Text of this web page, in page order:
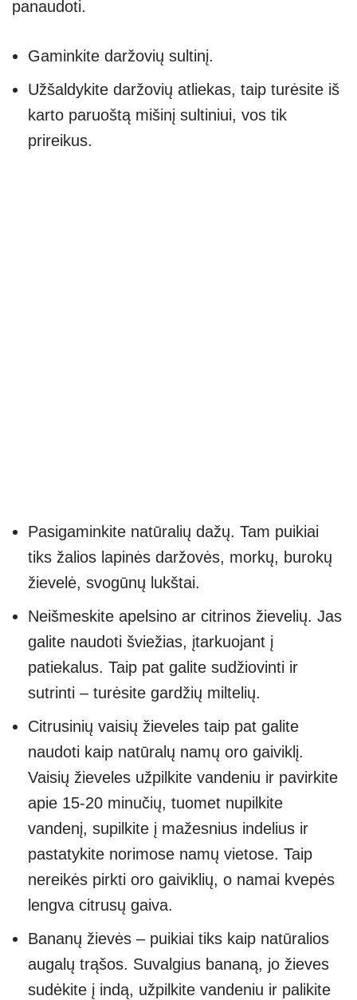
panaudoti.
Gaminkite daržovių sultinį.
Užšaldykite daržovių atliekas, taip turėsite iš
karto paruoštą mišinį sultiniui, vos tik
prireikus.
Pasigaminkite natūralių dažų. Tam puikiai
tiks žalios lapinės daržovės, morkų, burokų
žievelė, svogūnų lukštai.
Neišmeskite apelsino ar citrinos žievelių. Jas
galite naudoti šviežias, įtarkuojant į
patiekalus. Taip pat galite sudžiovinti ir
sutrinti – turėsite gardžių miltelių.
Citrusinių vaisių žieveles taip pat galite
naudoti kaip natūralų namų oro gaiviklį.
Vaisių žieveles užpilkite vandeniu ir pavirkite
apie 15-20 minučių, tuomet nupilkite
vandenį, supilkite į mažesnius indelius ir
pastatykite norimose namų vietose. Taip
nereikės pirkti oro gaiviklių, o namai kvepės
lengva citrusų gaiva.
Bananų žievės – puikiai tiks kaip natūralios
augalų trąšos. Suvalgius bananą, jo žieves
sudėkite į indą, užpilkite vandeniu ir palikite